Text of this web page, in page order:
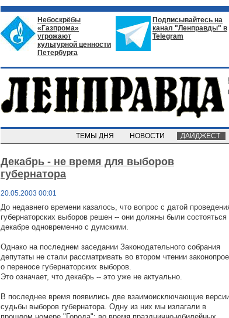
Небоскрёбы
«Газпрома»
угрожают
культурной ценности
Петербурга
Подписывайтесь на
канал "Ленправды" в
Telegram
ТЕМЫ ДНЯ НОВОСТИ ДАЙДЖЕСТ
Декабрь - не время для выборов
губернатора
20.05.2003 00:01
До недавнего времени казалось, что вопрос с датой
губернаторских выборов решен -- они должны были состояться
декабре одновременно с думскими.
Однако на последнем заседании Законодательного собрания
депутаты не стали рассматривать во втором чтении
о переносе губернаторских выборов.
Это означает, что декабрь -- это уже не актуально.
В последнее время появились две взаимоисключающие
судьбы выборов губернатора. Одну из них мы излагали в